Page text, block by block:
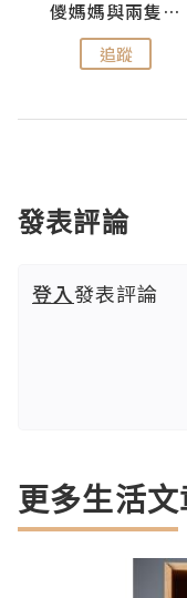
儍媽媽與兩隻小魔怪之家
追蹤
發表評論
登入發表評論
更多生活